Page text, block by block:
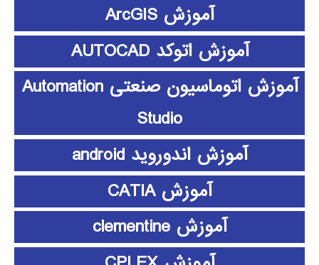
آموزش ArcGIS
آموزش اتوکد AUTOCAD
آموزش اتوماسیون صنعتی Automation
Studio
آموزش اندوروید android
آموزش CATIA
آموزش clementine